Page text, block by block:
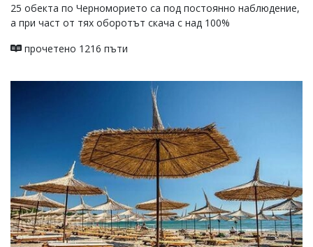
25 обекта по Черноморието са под постоянно наблюдение,
а при част от тях оборотът скача с над 100%
прочетено 1216 пъти